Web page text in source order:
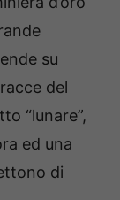
su
del
“lunare”,
ed una
di